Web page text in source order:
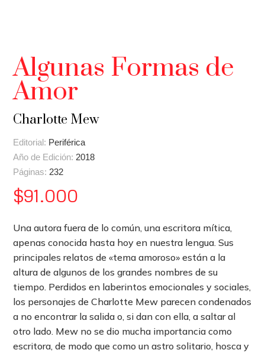
Algunas Formas de
Amor
Charlotte Mew
Editorial: Periférica
Año de Edición: 2018
Páginas: 232
$91.000
Una autora fuera de lo común, una escritora mítica,
apenas conocida hasta hoy en nuestra lengua. Sus
principales relatos de «tema amoroso» están a la
altura de algunos de los grandes nombres de su
tiempo. Perdidos en laberintos emocionales y sociales,
los personajes de Charlotte Mew parecen condenados
a no encontrar la salida o, si dan con ella, a saltar al
otro lado. Mew no se dio mucha importancia como
escritora, de modo que como un astro solitario, hosca y